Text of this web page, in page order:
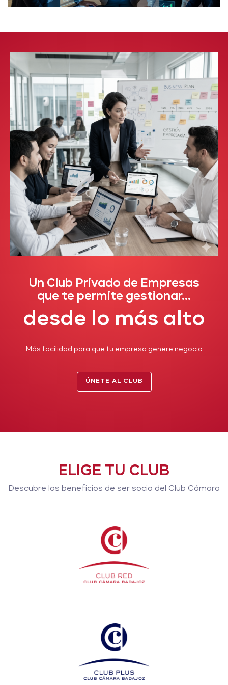
Un Club Privado de Empresas
que te permite gestionar...
desde lo más alto
Más facilidad para que tu empresa genere negocio
ÚNETE AL CLUB
ELIGE TU CLUB
Descubre los beneficios de ser socio del Club Cámara